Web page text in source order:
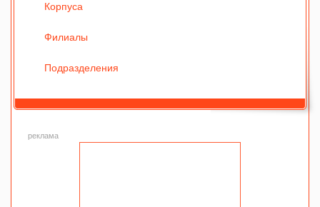
Корпуса
Филиалы
Подразделения
реклама